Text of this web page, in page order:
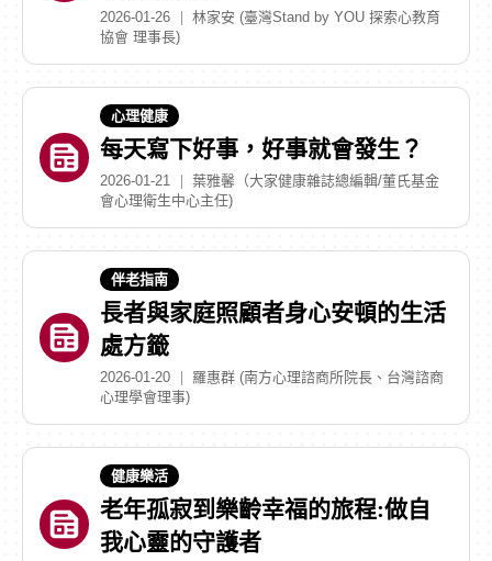
2026-01-26
林家安 (臺灣Stand by YOU 探索心教育
協會 理事長)
心理健康
每天寫下好事，好事就會發生？
2026-01-21
葉雅馨（大家健康雜誌總編輯/董氏基金
會心理衛生中心主任)
伴老指南
長者與家庭照顧者身心安頓的生活
處方籤
2026-01-20
羅惠群 (南方心理諮商所院長、台灣諮商
心理學會理事)
健康樂活
老年孤寂到樂齡幸福的旅程:做自
我心靈的守護者